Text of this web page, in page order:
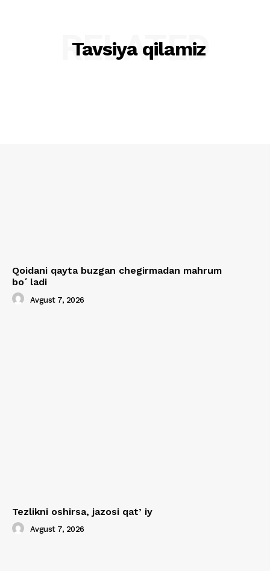
Tavsiya qilamiz
RELATED
Qoidani qayta buzgan chegirmadan mahrum
boʻladi
Avgust 7, 2026
Tezlikni oshirsa, jazosi qatʼiy
Avgust 7, 2026